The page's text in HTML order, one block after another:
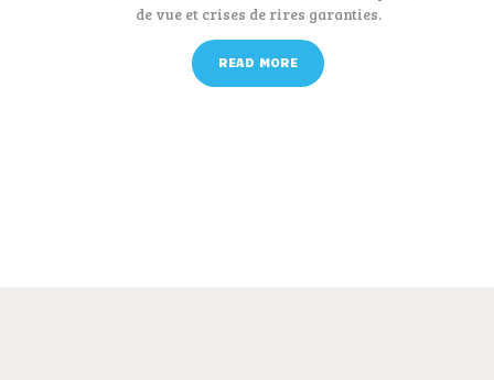
de vue et crises de rires garanties.
READ MORE